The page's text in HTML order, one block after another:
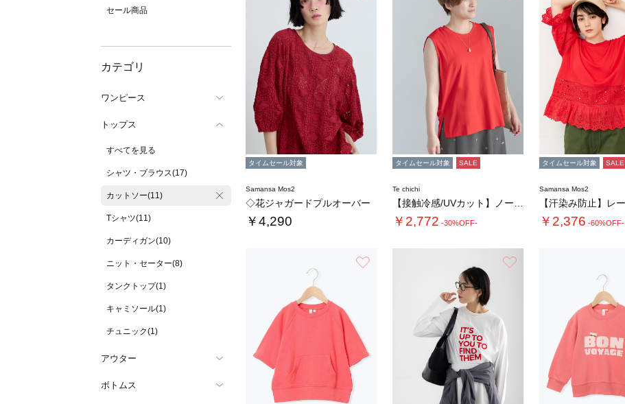
セール商品
カテゴリ
ワンピース
トップス
すべてを見る
シャツ・ブラウス(17)
カットソー(11)
Tシャツ(11)
カーディガン(10)
ニット・セーター(8)
タンクトップ(1)
キャミソール(1)
チュニック(1)
アウター
ボトムス
タイムセール対象
Samansa Mos2
◇花ジャガードプルオーバー
￥4,290
タイムセール対象 SALE
Te chichi
￥2,772 -30%OFF-
タイムセール対象 SALE
Samansa Mos2
￥2,376 -60%OFF-